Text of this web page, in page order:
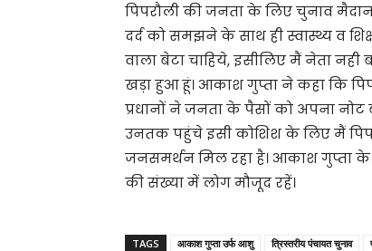
पिपरौली की जनता के लिए चुनाव
दर्द को समझने के साथ ही स्वास्थ्य व
वाला बेटा चाहिये, इसीलिए मैं नेता
खड़ा हुआ हूं। आकाश गुप्ता ने कहा कि
प्रधानों ने जनता के पैसों को अपना
उनतक पहुंचे इसी कोशिश के लिए मैं
जनसमर्थन मिल रहा है। आकाश गुप्ता
की संख्या में लोग मौजूद रहें।
TAGS आकाश गुप्ता उर्फ आशु त्रिस्तरीय पंचायत चुनाव